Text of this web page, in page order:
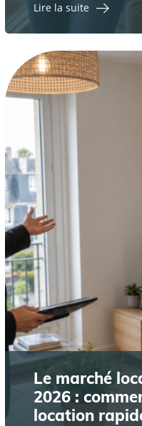
Lire la suite
Le marché
2026 :
location